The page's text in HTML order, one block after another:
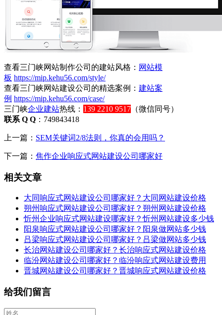
查看三门峡网站制作公司的建站风格： 网站模
板 https://mip.kehu56.com/style/
查看三门峡网站建设公司的精选案例： 建站案
例 https://mip.kehu56.com/case/
三门峡企业建站热线： 139 2210 9517 （微信同号）
联系 Q Q ：749843418
上一篇： SEM关键词2/8法则，你真的会用吗？
下一篇： 焦作企业响应式网站建设公司哪家好
相关文章
大同响应式网站建设公司哪家好？大同网站建设价格
朔州响应式网站建设公司哪家好？朔州网站建设价格
忻州企业响应式网站建设哪家好？忻州网站建设多少钱
阳泉响应式网站建设公司哪家好？阳泉做网站多少钱
吕梁响应式网站建设公司哪家好？吕梁做网站多少钱
长治网站建设公司哪家好？长治响应式网站建设价格
临汾网站建设公司哪家好？临汾响应式网站建设费用
晋城网站建设公司哪家好？晋城响应式网站建设价格
给我们留言